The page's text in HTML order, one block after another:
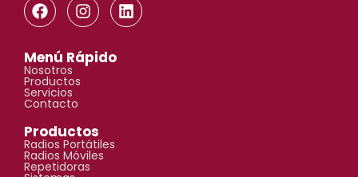
Menú Rápido
Nosotros
Productos
Servicios
Contacto
Productos
Radios Portátiles
Radios Móviles
Repetidoras